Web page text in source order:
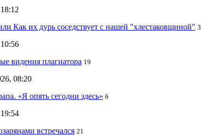
Как их дурь соседствует с нашей "хлестаковщиной" 3
видения плагиатора 19
08:20
«Я опять сегодни здесь» 6
встречался 21